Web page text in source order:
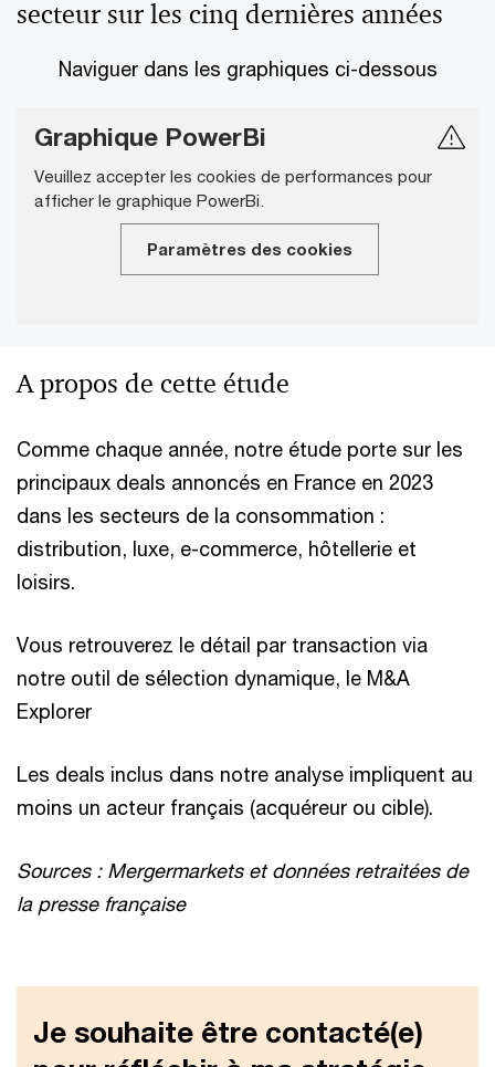
secteur sur les cinq dernières années
Naviguer dans les graphiques ci-dessous
Graphique PowerBi
Veuillez accepter les cookies de performances pour
afficher le graphique PowerBi.
Paramètres des cookies
A propos de cette étude
Comme chaque année, notre étude porte sur les
principaux deals annoncés en France en 2023
dans les secteurs de la consommation :
distribution, luxe, e-commerce, hôtellerie et
loisirs.
Vous retrouverez le détail par transaction via
notre outil de sélection dynamique, le M&A
Explorer
Les deals inclus dans notre analyse impliquent au
moins un acteur français (acquéreur ou cible).
Sources : Mergermarkets et données retraitées de
la presse française
Je souhaite être contacté(e)